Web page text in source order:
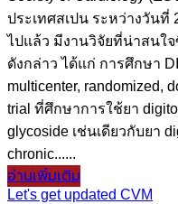
ประเทศสเปน ระหว่างวันที่
ไปแล้ว มีงานวิจัยที่น่าสนใ
ดังกล่าว ได้แก่ การศึกษา
multicenter, randomized,
trial ที่ศึกษาการใช้ยา
glycoside เช่นเดียวกับยา
chronic......
อ่านเพิ่มเติม
Let's get updated CVM